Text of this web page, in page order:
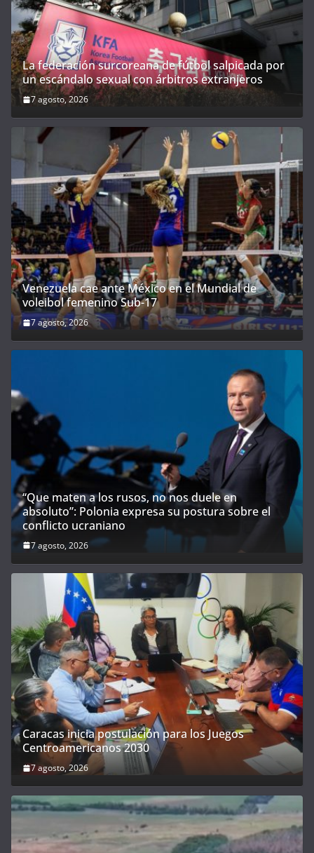
La federación surcoreana de fútbol salpicada por
un escándalo sexual con árbitros extranjeros
7 agosto, 2026
Venezuela cae ante México en el Mundial de
voleibol femenino Sub-17
7 agosto, 2026
“Que maten a los rusos, no nos duele en
absoluto”: Polonia expresa su postura sobre el
conflicto ucraniano
7 agosto, 2026
Caracas inicia postulación para los Juegos
Centroamericanos 2030
7 agosto, 2026